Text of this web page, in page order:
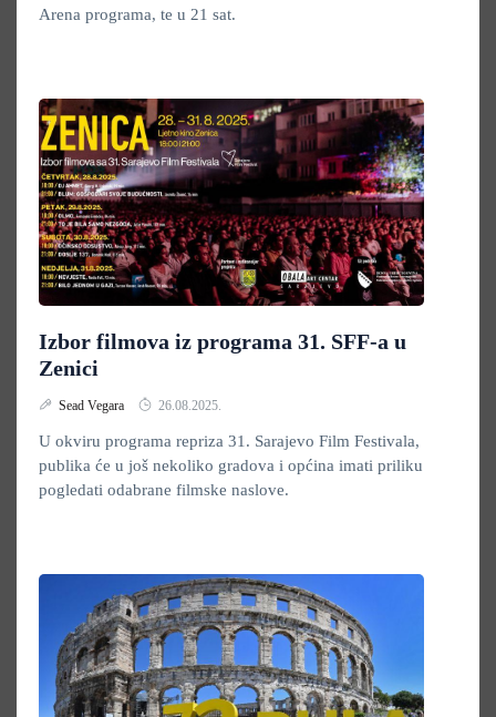
Arena programa, te u 21 sat.
Izbor filmova iz programa 31. SFF-a u
Zenici
Sead Vegara 26.08.2025.
U okviru programa repriza 31. Sarajevo Film Festivala,
publika će u još nekoliko gradova i općina imati priliku
pogledati odabrane filmske naslove.